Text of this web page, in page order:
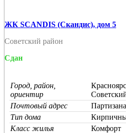
ЖК SCANDIS (Скандис), дом 5
Советский район
Сдан
Город, район,
ориентир
Почтовый адрес
Тип дома
Класс жилья
Комфорт